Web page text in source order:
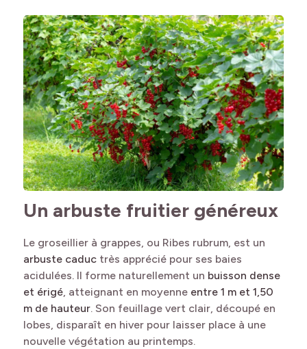
Un arbuste fruitier généreux
Le groseillier à grappes, ou Ribes rubrum, est un
arbuste caduc très apprécié pour ses baies
acidulées. Il forme naturellement un buisson dense
et érigé, atteignant en moyenne entre 1 m et 1,50
m de hauteur. Son feuillage vert clair, découpé en
lobes, disparaît en hiver pour laisser place à une
nouvelle végétation au printemps.